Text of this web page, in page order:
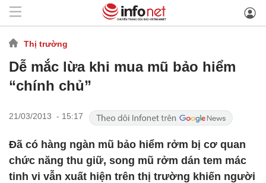
Thị trường
Dễ mắc lừa khi mua mũ bảo hiểm
“chính chủ”
21/03/2013 - 15:17
Đã có hàng ngàn mũ bảo hiểm rởm bị cơ quan
chức năng thu giữ, song mũ rởm dán tem mác
tinh vi vẫn xuất hiện trên thị trường khiến người